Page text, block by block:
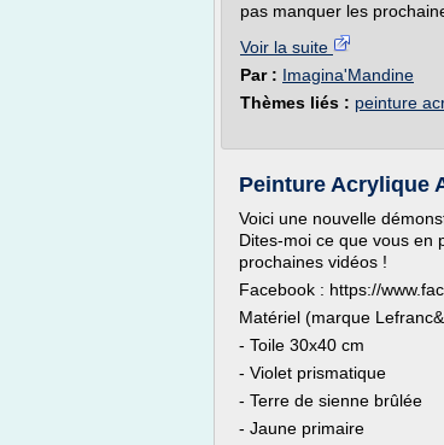
pas manquer les
Voir la suite
Par : Imagina'Mandine
Thèmes liés : peinture
Peinture Acrylique
Voici une nouvelle
Dites-moi ce que vous en
prochaines vidéos !
Facebook : https://
Matériel (marque
- Toile 30x40 cm
- Violet prismatique
- Terre de sienne brûlée
- Jaune primaire